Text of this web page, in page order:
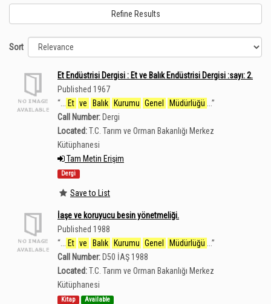
Refine Results
Sort
Et Endüstrisi Dergisi : Et ve Balık Endüstrisi Dergisi :sayı: 2.
Published 1967
“
Et ve Balık Kurumu Genel Müdürlüğü
”
Call Number: Dergi
Located:T.C. Tarım ve Orman Bakanlığı Merkez
Kütüphanesi
Tam Metin Erişim
Dergi
Save to List
İaşe ve koruyucu besin yönetmeliği.
Published 1988
“
Et ve Balık Kurumu Genel Müdürlüğü
”
Call Number: D50 İAŞ 1988
Located:T.C. Tarım ve Orman Bakanlığı Merkez
Kütüphanesi
Kitap Available